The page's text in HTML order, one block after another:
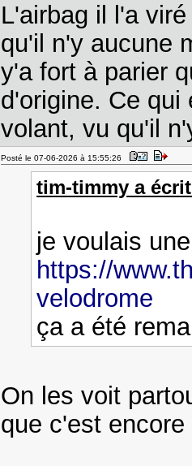
L'airbag il l'a
qu'il n'y aucune
y'a fort à parier
d'origine. Ce qui
volant, vu qu'il
Posté le 07-06-2026 à 15:55:26
tim-timmy a
je voulais
https://
velodrome
ça a été
On les voit
que c'est